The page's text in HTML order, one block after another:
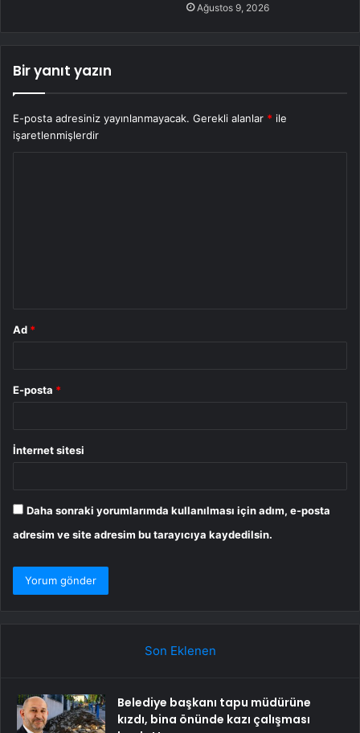
Ağustos 9, 2026
Bir yanıt yazın
E-posta adresiniz yayınlanmayacak. Gerekli alanlar * ile
işaretlenmişlerdir
Ad *
E-posta *
İnternet sitesi
Daha sonraki yorumlarımda kullanılması için adım, e-posta
adresim ve site adresim bu tarayıcıya kaydedilsin.
Son Eklenen
Belediye başkanı tapu müdürüne
kızdı, bina önünde kazı çalışması